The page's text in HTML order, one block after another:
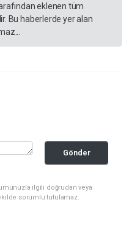
eklenen tüm
Bu haberlerde yer alan
Gönder
ilgili doğrudan veya
sorumlu tutulamaz.